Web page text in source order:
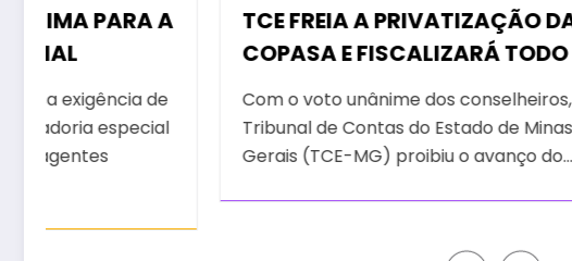
A
TCE FREIA A PRIVATIZAÇÃO DA
COPASA E FISCALIZARÁ TODO O
PROCESSO
Com o voto unânime dos conselheiros, o
Tribunal de Contas do Estado de Minas
Gerais (TCE-MG) proibiu o avanço do…